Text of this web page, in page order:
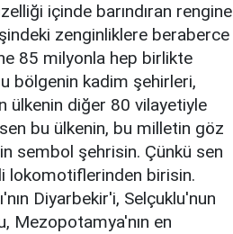
içinde barındıran rengine
zenginliklere beraberce
85 milyonla hep birlikte
bölgenin kadim şehirleri,
ülkenin diğer 80 vilayetiyle
bu ülkenin, bu milletin göz
sembol şehrisin. Çünkü sen
lokomotiflerinden birisin.
Diyarbekir'i, Selçuklu'nun
Mezopotamya'nın en